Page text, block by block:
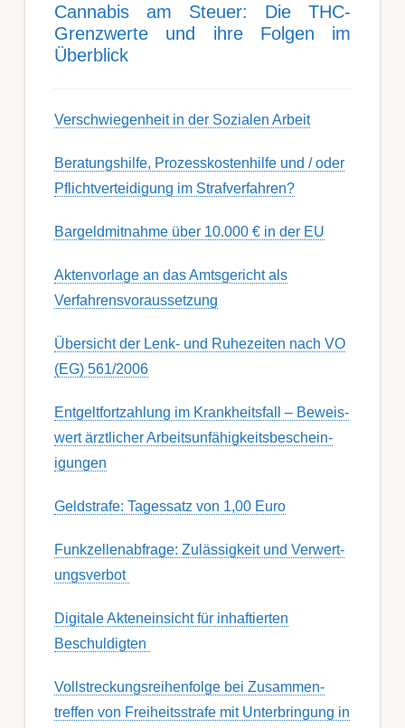
Can­nabis am Steu­er: Die THC-
Grenz­werte und ihre Folgen im
Über­blick
Ver­schwieg­en­heit in der Soz­ial­en Ar­beit
Berat­ungs­hil­fe, Pro­zess­kost­en­hilfe und / oder
Pflicht­ver­teidig­ung im Strafverfahren?
Bargeldmitnahme über 10.000 € in der EU
Aktenvorlage an das Amtsgericht als
Verfahrensvoraussetzung
Übersicht der Lenk- und Ruhezeiten nach VO
(EG) 561/2006
Ent­gelt­fort­zahl­ung im Krank­heits­fall – Be­weis­
wert ärzt­lich­er Ar­beits­un­fähig­keits­be­schein­
igung­en
Geldstrafe: Tagessatz von 1,00 Euro
Funk­zell­en­ab­fra­ge: Zu­lässig­keit und Ver­wert­
ungs­ver­bot
Digitale Akteneinsicht für inhaftierten
Beschuldigten
Voll­streckungs­­­reihenfolge bei Zusamm­­en­
treffen von Frei­heits­strafe mit Unter­bring­ung in